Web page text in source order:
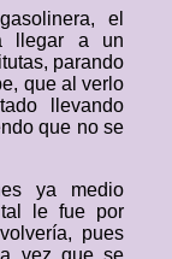
el
llegar a un
parando
que al verlo
llevando
que no se
ya medio
tal le fue por
pues
vez que se